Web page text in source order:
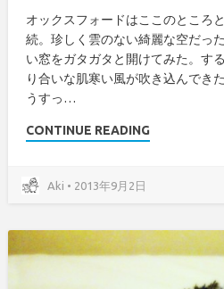
オックスフォードはここのところ
続。珍しく雲のない綺麗な空だっ
い窓をガタガタと開けてみた。す
り合いな肌寒い風が吹き込んでき
うすっ…
CONTINUE READING
Aki • 2013年9月2日